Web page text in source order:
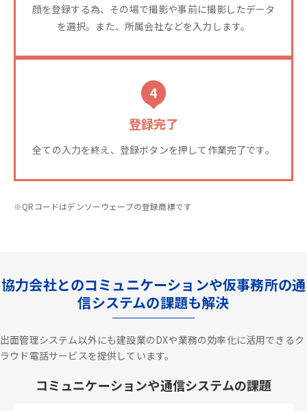
顔を登録する為、その場で撮影や事前に撮影したデータ
を選択。また、所属会社などを入力します。
4
登録完了
全ての入力を終え、登録ボタンを押して作業完了です。
※QRコードはデンソーウェーブの登録商標です
協力会社とのコミュニケーションや仮事務所の通
信システムの課題も解決
出面管理システム以外にも建設業のDXや業務の効率化に活用できるク
ラウド電話サービスを提供しています。
コミュニケーションや通信システムの課題